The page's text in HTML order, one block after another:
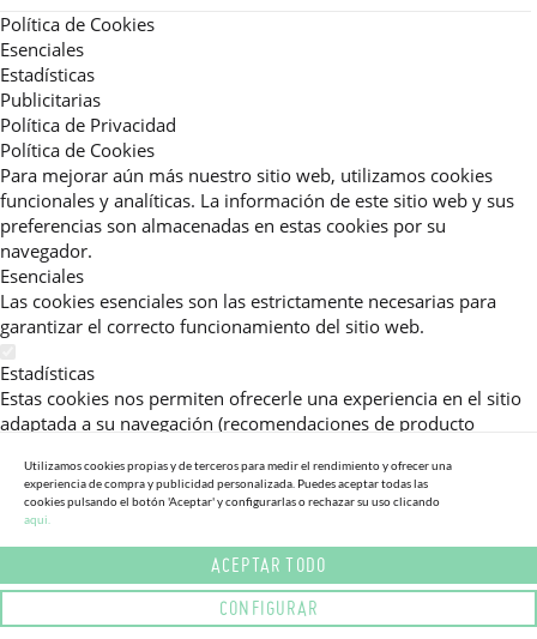
Política de Cookies
Esenciales
Estadísticas
Publicitarias
Política de Privacidad
Política de Cookies
Para mejorar aún más nuestro sitio web, utilizamos cookies
funcionales y analíticas. La información de este sitio web y sus
preferencias son almacenadas en estas cookies por su
navegador.
Esenciales
Las cookies esenciales son las estrictamente necesarias para
garantizar el correcto funcionamiento del sitio web.
Estadísticas
Estas cookies nos permiten ofrecerle una experiencia en el sitio
adaptada a su navegación (recomendaciones de producto
consultadas, etc).Al activar esta cookie, nos ayuda a mejorar aún
más su experiencia.
Publicitarias
Estas cookies permiten a nuestros socios publicitarios enviarle
mensajes específicos y personalizados.
Utilizamos cookies propias y de terceros para medir el rendimiento y ofrecer una
experiencia de compra y publicidad personalizada. Puedes aceptar todas las
cookies pulsando el botón 'Aceptar' y configurarlas o rechazar su uso clicando
aqui.
ACEPTAR TODO
CONFIGURAR